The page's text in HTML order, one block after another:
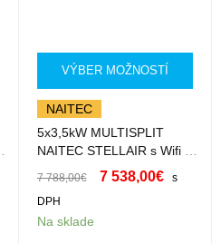
VÝBER MOŽNOSTÍ
NAITEC
5x3,5kW MULTISPLIT
NAITEC STELLAIR s Wifi s
montážou 5xST35XWAK s
montážou
7 788,00€ 7 538,00€
s
DPH
Na sklade